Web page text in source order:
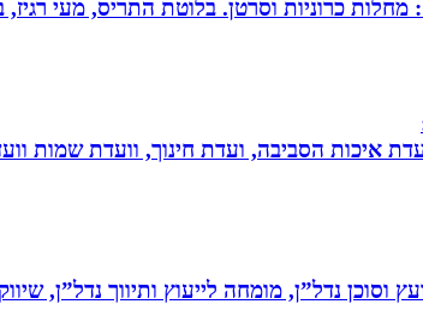
מחלות כרוניות וסרטן. בלוטת התריס, מעי
איכות הסביבה, ועדת חינוך, וועדת שמות
וסוכן נדל”ן, מומחה לייעוץ ותיווך נדל”ן,